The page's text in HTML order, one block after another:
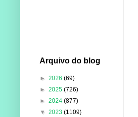
Arquivo do blog
► 2026 (69)
► 2025 (726)
► 2024 (877)
▼ 2023 (1109)